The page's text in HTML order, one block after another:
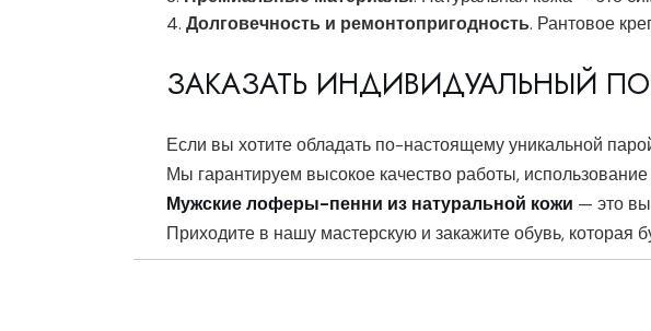
Долговечность и ремонтопригодность. Рантовое
ЗАКАЗАТЬ ИНДИВИДУАЛЬНЫЙ
Если вы хотите обладать по-настоящему уникальной
Мы гарантируем высокое качество работы,
Мужские лоферы-пенни из натуральной кожи — это
Приходите в нашу мастерскую и закажите обувь, которая